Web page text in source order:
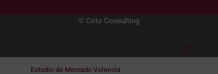
© Coto Consulting
Estudio de Mercado Valencia